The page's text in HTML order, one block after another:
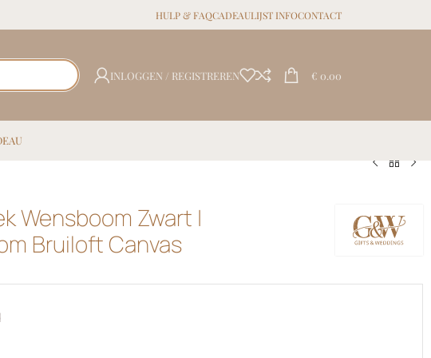
HULP & FAQCADEAULIJST INFOCONTACT
INLOGGEN / REGISTREREN € 0.00
Wensboom Zwart |
Bruiloft Canvas